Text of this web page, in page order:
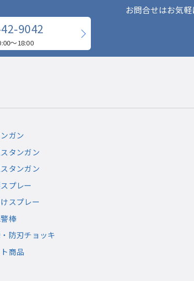
お問合せはお気軽
9042
〜18:00
ガン
タンガン
タンガン
プレー
スプレー
棒
防刃チョッキ
商品